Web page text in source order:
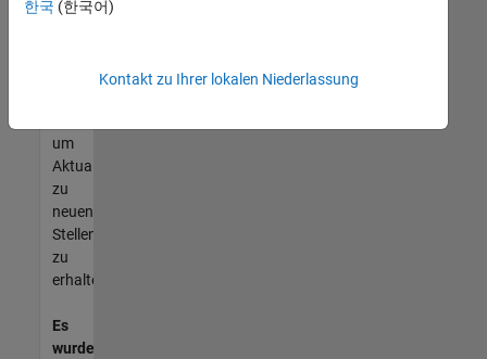
werden
unseres
um
Aktualisierungen
zu
neuen
Stellenangeboten
zu
erhalten.
Es
wurden
한국 (한국어)
Kontakt zu Ihrer lokalen Niederlassung